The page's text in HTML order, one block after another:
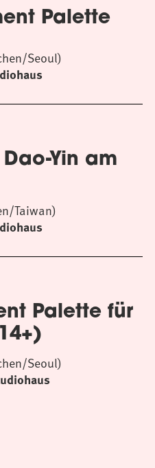
Palette
Seoul)
Dao-Yin am
Taiwan)
Palette für
Seoul)